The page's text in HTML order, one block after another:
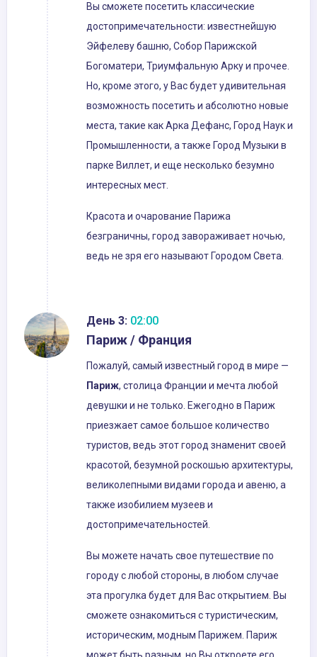
Вы сможете посетить классические
достопримечательности: известнейшую
Эйфелеву башню, Собор Парижской
Богоматери, Триумфальную Арку и прочее.
Но, кроме этого, у Вас будет удивительная
возможность посетить и абсолютно новые
места, такие как Арка Дефанс, Город Наук и
Промышленности, а также Город Музыки в
парке Виллет, и еще несколько безумно
интересных мест.
Красота и очарование Парижа
безграничны, город завораживает ночью,
ведь не зря его называют Городом Света.
День 3: 02:00
Париж / Франция
Пожалуй, самый известный город в мире —
Париж, столица Франции и мечта любой
девушки и не только. Ежегодно в Париж
приезжает самое большое количество
туристов, ведь этот город знаменит своей
красотой, безумной роскошью архитектуры,
великолепными видами города и авеню, а
также изобилием музеев и
достопримечательностей.
Вы можете начать свое путешествие по
городу с любой стороны, в любом случае
эта прогулка будет для Вас открытием. Вы
сможете ознакомиться с туристическим,
историческим, модным Парижем. Париж